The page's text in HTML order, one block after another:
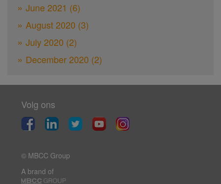
June 2021 (6)
August 2020 (3)
July 2020 (2)
December 2020 (2)
Volg ons
© MBCC Group
A brand of